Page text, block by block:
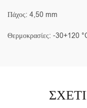
Πάχος: 4,50 mm
Θερμοκρασίες: -30+120